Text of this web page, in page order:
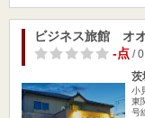
ビジネス旅館 オ
-点/ 0
茨
小
東
号